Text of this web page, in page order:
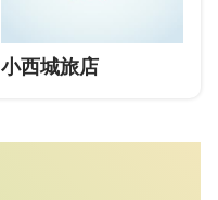
小西城旅店